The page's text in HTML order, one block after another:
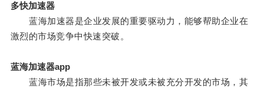
多快加速器
蓝海加速器是企业发展的重要驱动力，能够帮助企业在
激烈的市场竞争中快速突破。
蓝海加速器app
蓝海市场是指那些未被开发或未被充分开发的市场，其